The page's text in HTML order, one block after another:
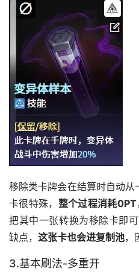
移除类卡牌会在结算时自动
卡很特殊， 整个过程消耗0PT
把其中一张转换为移除卡即
缺点， 这张卡也会进复制池，
3.基本刷法-多重开